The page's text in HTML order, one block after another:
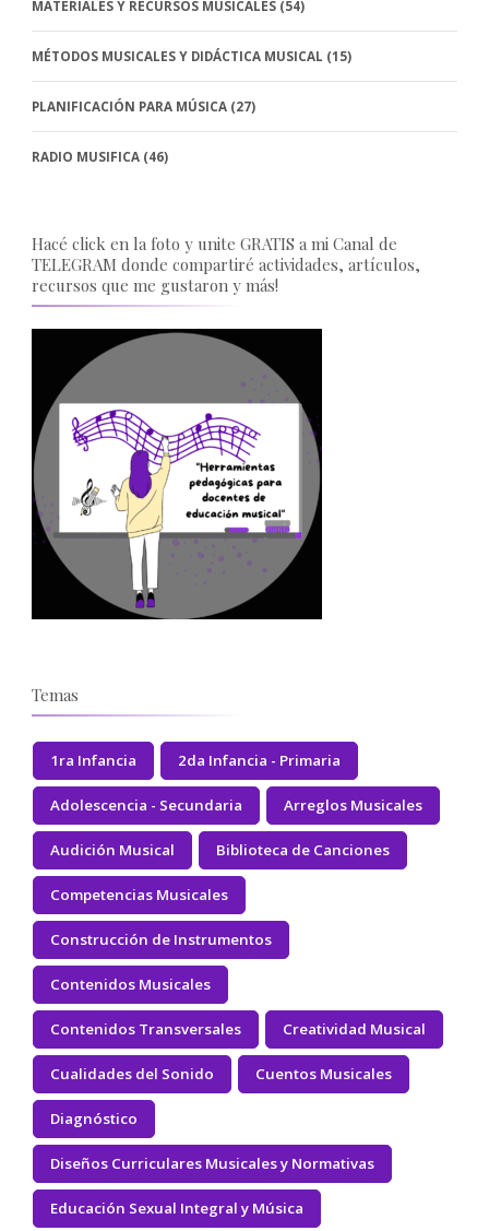
MATERIALES Y RECURSOS MUSICALES (54)
MÉTODOS MUSICALES Y DIDÁCTICA MUSICAL (15)
PLANIFICACIÓN PARA MÚSICA (27)
RADIO MUSIFICA (46)
Hacé click en la foto y unite GRATIS a mi Canal de
TELEGRAM donde compartiré actividades, artículos,
recursos que me gustaron y más!
Temas
1ra Infancia 2da Infancia - Primaria
Adolescencia - Secundaria Arreglos Musicales
Audición Musical Biblioteca de Canciones
Competencias Musicales
Construcción de Instrumentos
Contenidos Musicales
Contenidos Transversales Creatividad Musical
Cualidades del Sonido Cuentos Musicales
Diagnóstico
Diseños Curriculares Musicales y Normativas
Educación Sexual Integral y Música